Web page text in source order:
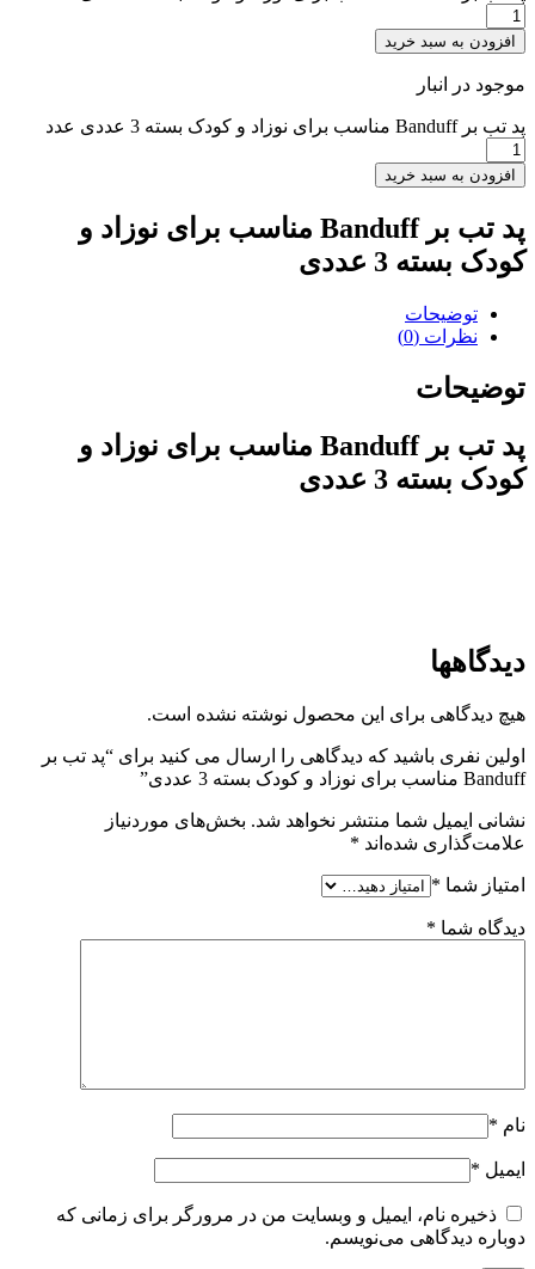
افزودن به سبد خرید
موجود در انبار
پد تب بر Banduff مناسب برای نوزاد و کودک بسته 3 عددی عدد
افزودن به سبد خرید
پد تب بر Banduff مناسب برای نوزاد و
کودک بسته 3 عددی
توضیحات
نظرات (0)
توضیحات
پد تب بر Banduff مناسب برای نوزاد و
کودک بسته 3 عددی
دیدگاهها
هیچ دیدگاهی برای این محصول نوشته نشده است.
اولین نفری باشید که دیدگاهی را ارسال می کنید برای “پد تب بر
Banduff مناسب برای نوزاد و کودک بسته 3 عددی”
نشانی ایمیل شما منتشر نخواهد شد. بخش‌های موردنیاز
علامت‌گذاری شده‌اند *
امتیاز شما *
دیدگاه شما *
نام *
ایمیل *
ذخیره نام، ایمیل و وبسایت من در مرورگر برای زمانی که
دوباره دیدگاهی می‌نویسم.